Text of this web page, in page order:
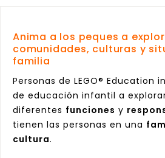
Anima a los peques a
comunidades, culturas y
familia
Personas de LEGO® Education
de educación infantil a
diferentes funciones y
tienen las personas en una
cultura.